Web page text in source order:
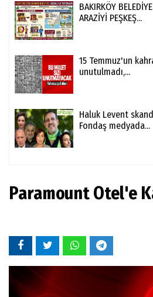
BAKIRKÖY
ARAZİYİ PEŞKEŞ...
15 Temmuz'un
unutulmadı,...
Haluk Levent
Fondaş medyada...
Paramount Otel'e